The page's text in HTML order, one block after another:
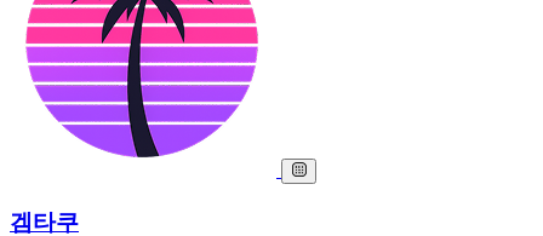
겜타쿠